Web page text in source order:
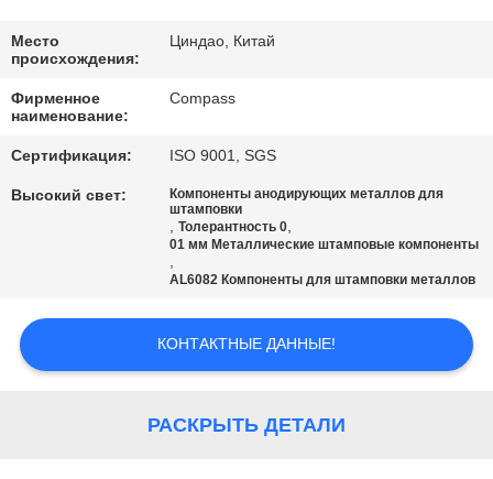
СВЯЖИТЕСЬ
МЫ
НОВОСТИ
СПРОСИТЕ
КАРТА
Место
происхождения:
Циндао, Китай
Фирменное
наименование:
Compass
Сертификация: ISO 9001, SGS
Высокий свет:
Компоненты анодирующих металлов для
штамповки
,Толерантность 0,
01 мм Металлические штамповые компоненты
,
AL6082 Компоненты для штамповки металлов
КОНТАКТНЫЕ ДАННЫЕ!
РАСКРЫТЬ ДЕТАЛИ